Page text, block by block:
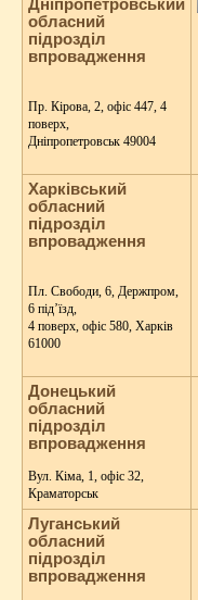
Дніпропетровський
обласний
підрозділ
впровадження
Пр. Кірова, 2, офіс 447, 4
поверх,
Дніпропетровськ 49004
Харківський
обласний
підрозділ
впровадження
Пл. Свободи, 6, Держпром,
6 під’їзд,
4 поверх, офіс 580, Харків
61000
Донецький
обласний
підрозділ
впровадження
Вул. Кіма, 1, офіс 32,
Краматорськ
Луганський
обласний
підрозділ
впровадження